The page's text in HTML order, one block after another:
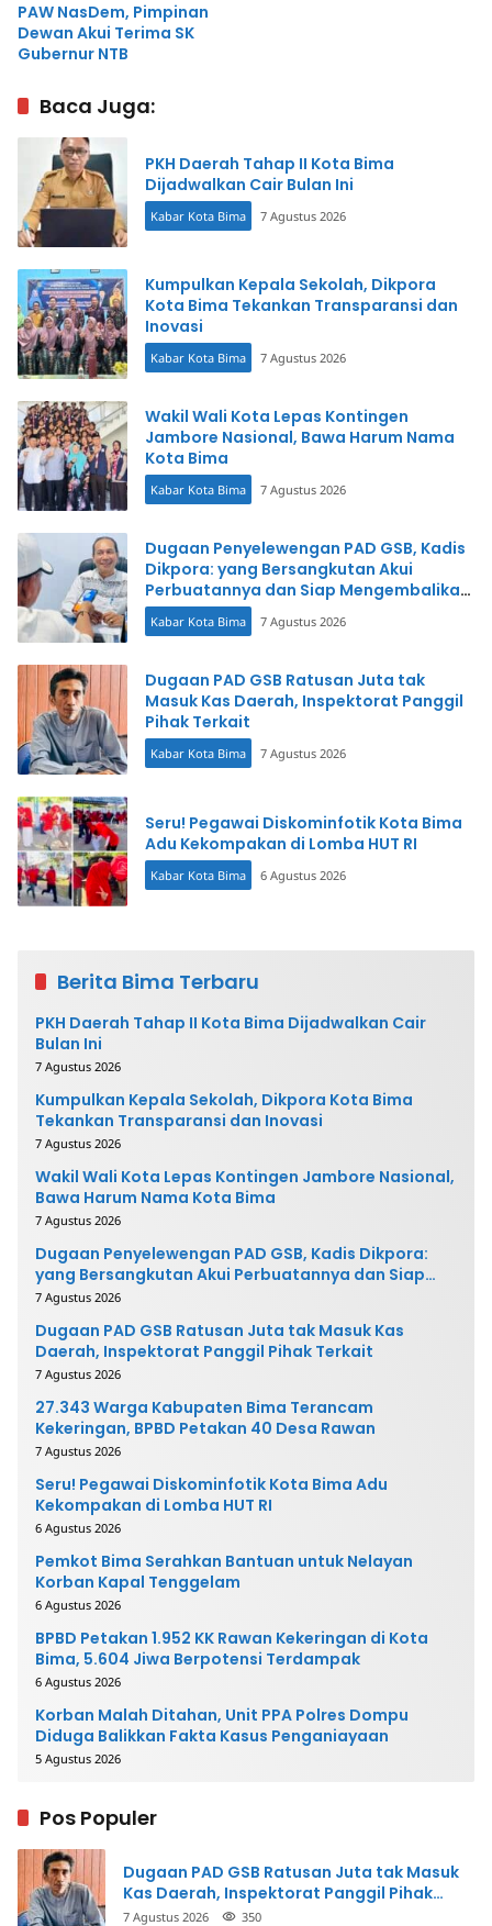
PAW NasDem, Pimpinan
Dewan Akui Terima SK
Gubernur NTB
Baca Juga:
PKH Daerah Tahap II Kota Bima
Dijadwalkan Cair Bulan Ini
Kabar Kota Bima 7 Agustus 2026
Kumpulkan Kepala Sekolah, Dikpora
Kota Bima Tekankan Transparansi dan
Inovasi
Kabar Kota Bima 7 Agustus 2026
Wakil Wali Kota Lepas Kontingen
Jambore Nasional, Bawa Harum Nama
Kota Bima
Kabar Kota Bima 7 Agustus 2026
Dugaan Penyelewengan PAD GSB, Kadis
Dikpora: yang Bersangkutan Akui
Perbuatannya dan Siap Mengembalikan
Uang
Kabar Kota Bima 7 Agustus 2026
Dugaan PAD GSB Ratusan Juta tak
Masuk Kas Daerah, Inspektorat Panggil
Pihak Terkait
Kabar Kota Bima 7 Agustus 2026
Seru! Pegawai Diskominfotik Kota Bima
Adu Kekompakan di Lomba HUT RI
Kabar Kota Bima 6 Agustus 2026
Berita Bima Terbaru
PKH Daerah Tahap II Kota Bima Dijadwalkan Cair
Bulan Ini
7 Agustus 2026
Kumpulkan Kepala Sekolah, Dikpora Kota Bima
Tekankan Transparansi dan Inovasi
7 Agustus 2026
Wakil Wali Kota Lepas Kontingen Jambore Nasional,
Bawa Harum Nama Kota Bima
7 Agustus 2026
Dugaan Penyelewengan PAD GSB, Kadis Dikpora:
yang Bersangkutan Akui Perbuatannya dan Siap
Mengembalikan Uang
7 Agustus 2026
Dugaan PAD GSB Ratusan Juta tak Masuk Kas
Daerah, Inspektorat Panggil Pihak Terkait
7 Agustus 2026
27.343 Warga Kabupaten Bima Terancam
Kekeringan, BPBD Petakan 40 Desa Rawan
7 Agustus 2026
Seru! Pegawai Diskominfotik Kota Bima Adu
Kekompakan di Lomba HUT RI
6 Agustus 2026
Pemkot Bima Serahkan Bantuan untuk Nelayan
Korban Kapal Tenggelam
6 Agustus 2026
BPBD Petakan 1.952 KK Rawan Kekeringan di Kota
Bima, 5.604 Jiwa Berpotensi Terdampak
6 Agustus 2026
Korban Malah Ditahan, Unit PPA Polres Dompu
Diduga Balikkan Fakta Kasus Penganiayaan
5 Agustus 2026
Pos Populer
Dugaan PAD GSB Ratusan Juta tak Masuk
Kas Daerah, Inspektorat Panggil Pihak
Terkait
7 Agustus 2026 350